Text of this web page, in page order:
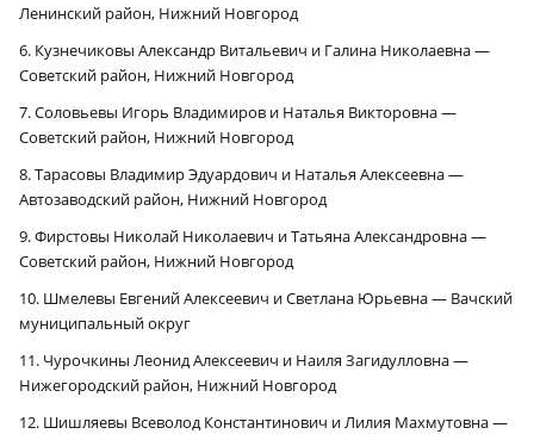
Ленинский район, Нижний Новгород
6. Кузнечиковы Александр Витальевич и Галина Николаевна —
Советский район, Нижний Новгород
7. Соловьевы Игорь Владимиров и Наталья Викторовна —
Советский район, Нижний Новгород
8. Тарасовы Владимир Эдуардович и Наталья Алексеевна —
Автозаводский район, Нижний Новгород
9. Фирстовы Николай Николаевич и Татьяна Александровна —
Советский район, Нижний Новгород
10. Шмелевы Евгений Алексеевич и Светлана Юрьевна — Вачский
муниципальный округ
11. Чурочкины Леонид Алексеевич и Наиля Загидулловна —
Нижегородский район, Нижний Новгород
12. Шишляевы Всеволод Константинович и Лилия Махмутовна —